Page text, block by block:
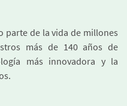
parte de la vida de millones
más de 140 años de
más innovadora y la